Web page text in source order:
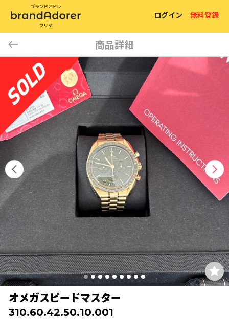
ログイン 無料登録
商品詳細
オメガスピードマスタ ー
310.60.42.50.10.001